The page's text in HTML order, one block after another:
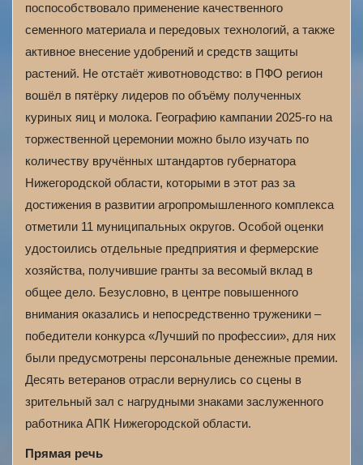
поспособствовало применение качественного
семенного материала и передовых технологий, а также
активное внесение удобрений и средств защиты
растений. Не отстаёт животноводство: в ПФО регион
вошёл в пятёрку лидеров по объёму полученных
куриных яиц и молока. Географию кампании 2025‑го на
торжественной церемонии можно было изучать по
количеству вручённых штандартов губернатора
Нижегородской области, которыми в этот раз за
достижения в развитии агропромышленного комплекса
отметили 11 муниципальных округов. Особой оценки
удостоились отдельные предприятия и фермерские
хозяйства, получившие гранты за весомый вклад в
общее дело. Безусловно, в центре повышенного
внимания оказались и непосредственно труженики –
победители конкурса «Лучший по профессии», для них
были предусмотрены персональные денежные премии.
Десять ветеранов отрасли вернулись со сцены в
зрительный зал с нагрудными знаками заслуженного
работника АПК Нижегородской области.
Прямая речь